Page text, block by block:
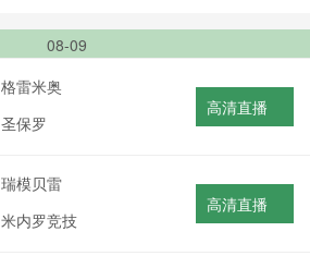
08-09
格雷米奥
圣保罗
高清直播
瑞模贝雷
米内罗竞技
高清直播